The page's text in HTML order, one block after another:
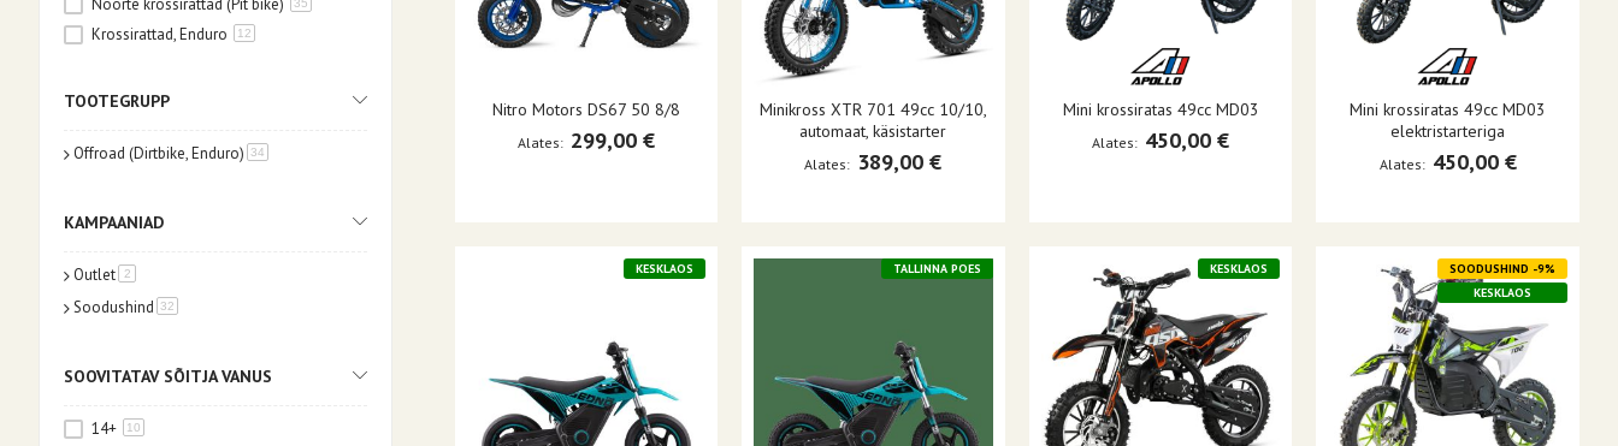
Nitro Motors DS67 50 8/8
Alates 299,00 €
Minikross XTR 701 49cc 10/10,
automaat, käsistarter
Alates 389,00 €
Mini krossiratas 49cc MD03
Alates 450,00 €
Mini krossiratas 49cc MD03
elektristarteriga
Alates 450,00 €
KESKLAOS TALLINNA POES KESKLAOS
SOODUSHIND -9%
KESKLAOS
Krossirattad, Enduro 12
TOOTEGRUPP
Offroad (Dirtbike, Enduro) 34
KAMPAANIAD
Outlet 2toode
Soodushind 32
SOOVITATAV SÕITJA VANUS
14+ 10